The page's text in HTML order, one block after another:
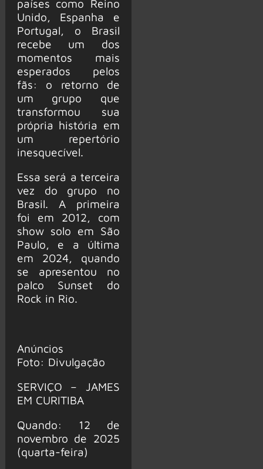
países como Reino
Unido, Espanha e
Portugal, o Brasil
recebe um dos
momentos mais
esperados pelos
fãs: o retorno de
um grupo que
transformou sua
própria história em
um repertório
inesquecível.
Essa será a terceira
vez do grupo no
Brasil. A primeira
foi em 2012, com
show solo em São
Paulo, e a última
em 2024, quando
se apresentou no
palco Sunset do
Rock in Rio.
Anúncios
Foto: Divulgação
SERVIÇO – JAMES
EM CURITIBA
Quando: 12 de
novembro de 2025
(quarta-feira)